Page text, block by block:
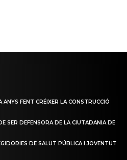
FENT CRÉIXER LA CONSTRUCCIÓ
SER DEFENSORA DE LA CIUTADANIA DE
DE SALUT PÚBLICA I JOVENTUT